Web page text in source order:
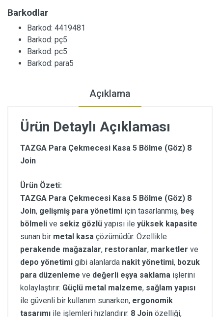
Barkodlar
Barkod: 4419481
Barkod: pç5
Barkod: pc5
Barkod: para5
Açıklama
Ürün Detaylı Açıklaması
TAZGA Para Çekmecesi Kasa 5 Bölme (Göz) 8
Join
Ürün Özeti:
TAZGA Para Çekmecesi Kasa 5 Bölme (Göz) 8
Join, gelişmiş para yönetimi için tasarlanmış, beş
bölmeli ve sekiz gözlü yapısı ile yüksek kapasite
sunan bir metal kasa çözümüdür. Özellikle
perakende mağazalar, restoranlar, marketler ve
depo yönetimi gibi alanlarda nakit yönetimi, bozuk
para düzenleme ve değerli eşya saklama işlerini
kolaylaştırır. Güçlü metal malzeme, sağlam yapısı
ile güvenli bir kullanım sunarken, ergonomik
tasarımı ile işlemleri hızlandırır. 8 Join özelliği,